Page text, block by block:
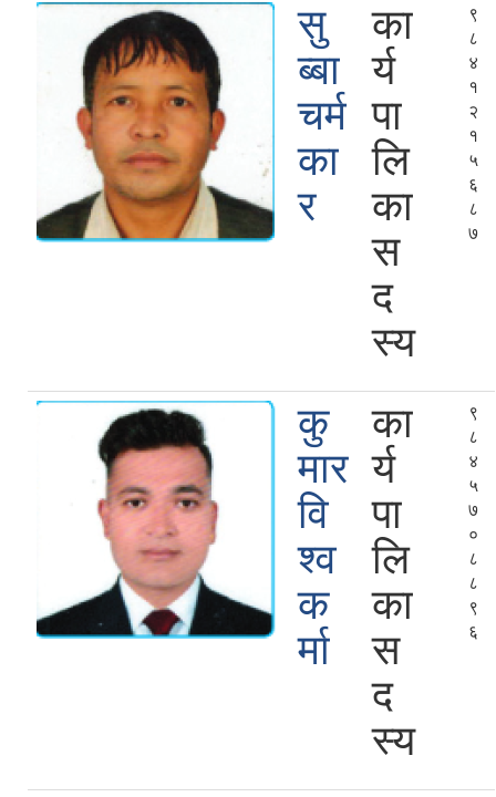
सु
ब्बा
चर्म
का
र
का
र्य
पा
लि
का
स
द
स्य
९
८
४
१
२
१
५
६
८
७
कु
मार
वि
श्व
क
र्मा
का
र्य
पा
लि
का
स
द
स्य
९
८
४
५
७
०
८
८
९
६